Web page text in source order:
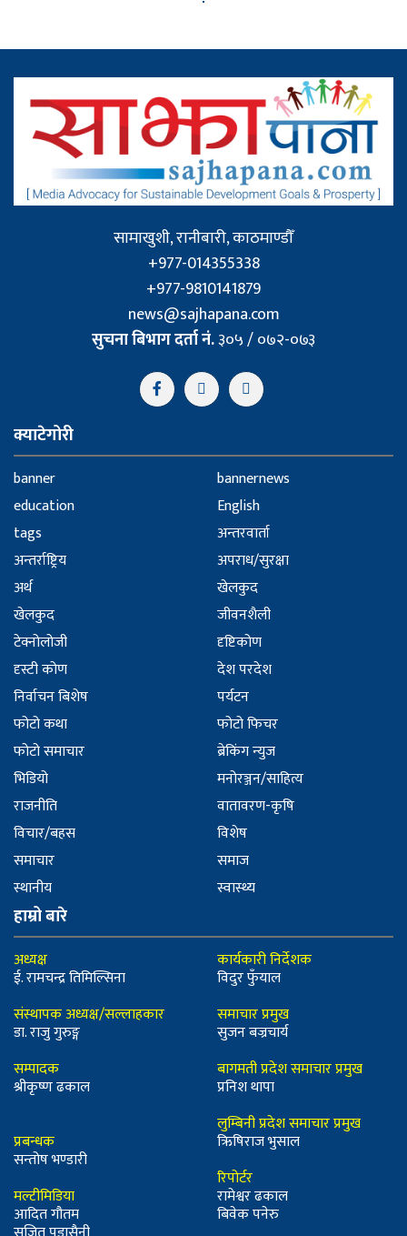
सामाखुशी, रानीबारी, काठमाण्डौँ
+977-014355338
+977-9810141879
news@sajhapana.com
सुचना बिभाग दर्ता नं.३०५ / ०७२-०७३
क्याटेगोरी
banner
bannernews
education
English
tags
अन्तरवार्ता
अन्तर्राष्ट्रिय
अपराध/सुरक्षा
अर्थ
खेलकुद
खेलकुद
जीवनशैली
टेक्नोलोजी
दृष्टिकोण
दृस्टी कोण
देश परदेश
निर्वाचन बिशेष
पर्यटन
फोटो कथा
फोटो फिचर
फोटो समाचार
ब्रेकिंग न्युज
भिडियो
मनोरञ्जन/साहित्य
राजनीति
वातावरण-कृषि
विचार/बहस
विशेष
समाचार
समाज
स्थानीय
स्वास्थ्य
हाम्रो बारे
अध्यक्ष
ई. रामचन्द्र तिमिल्सिना
संस्थापक अध्यक्ष/सल्लाहकार
डा. राजु गुरुङ्ग
सम्पादक
श्रीकृष्ण ढकाल
प्रबन्धक
सन्तोष भण्डारी
मल्टीमिडिया
आदित गौतम
कार्यकारी निर्देशक
विदुर फुँयाल
समाचार प्रमुख
सुजन बज्रचार्य
बागमती प्रदेश समाचार प्रमुख
प्रनिश थापा
लुम्बिनी प्रदेश समाचार प्रमुख
ऋिषिराज भुसाल
रिपोर्टर
रामेश्वर ढकाल
बिवेक पनेरु